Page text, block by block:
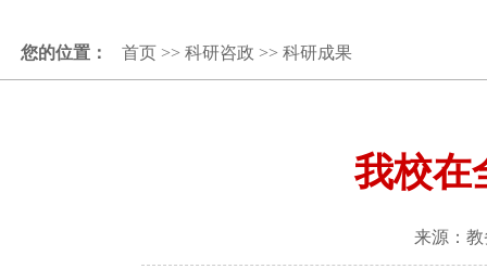
您的位置： 首页>> 科研咨政 >> 科研成果
我校在
来源：